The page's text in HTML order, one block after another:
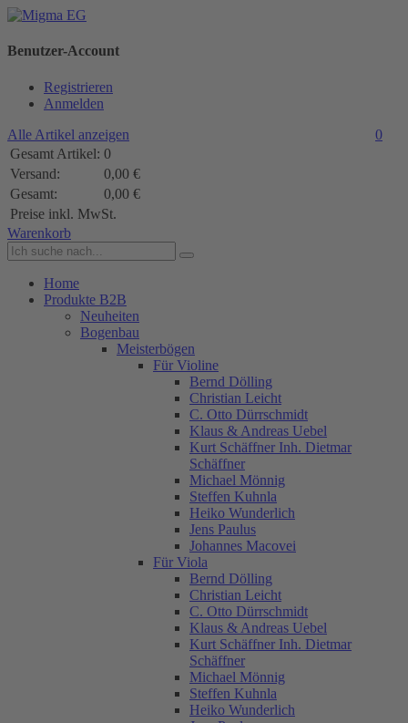
Benutzer-Account
Registrieren
Anmelden
0
Alle Artikel anzeigen
Gesamt Artikel: 0
Versand:
0,00 €
Gesamt:
0,00 €
Preise inkl. MwSt.
Warenkorb
Home
Produkte B2B
Neuheiten
Bogenbau
Meisterbögen
Für Violine
Bernd Dölling
Christian Leicht
C. Otto Dürrschmidt
Klaus & Andreas Uebel
Kurt Schäffner Inh. Dietmar
Schäffner
Michael Mönnig
Steffen Kuhnla
Heiko Wunderlich
Jens Paulus
Johannes Macovei
Für Viola
Bernd Dölling
Christian Leicht
C. Otto Dürrschmidt
Klaus & Andreas Uebel
Kurt Schäffner Inh. Dietmar
Schäffner
Michael Mönnig
Steffen Kuhnla
Heiko Wunderlich